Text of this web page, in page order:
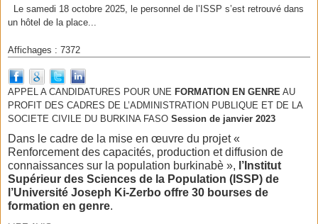
Le samedi 18 octobre 2025, le personnel de l’ISSP s’est retrouvé dans
un hôtel de la place...
Affichages : 7372
APPEL A CANDIDATURES POUR UNE FORMATION EN GENRE AU
PROFIT DES CADRES DE L’ADMINISTRATION PUBLIQUE ET DE LA
SOCIETE CIVILE DU BURKINA FASO Session de janvier 2023
Dans le cadre de la mise en œuvre du projet «
Renforcement des capacités, production et diffusion de
connaissances sur la population burkinabè », l’Institut
Supérieur des Sciences de la Population (ISSP) de
l’Université Joseph Ki-Zerbo offre 30 bourses de
formation en genre.